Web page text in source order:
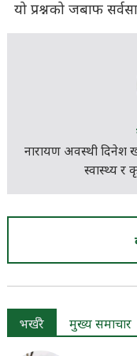
यो प्रश्नको जबाफ
नारायण अवस्थी दिनेश
स्वास्थ्य र
भर्खरै मुख्य समाचार